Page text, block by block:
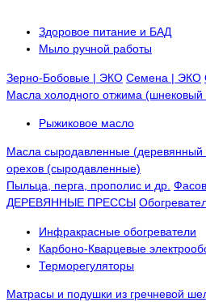
Здоровое питание и БАД
Мыло ручной работы
Зерно-Бобовые | ЭКО Семена | ЭКО
Масла холодного отжима (шнековый
Рыжиковое масло
Масла сыродавленные (деревянный
орехов (сыродавленные)
Пыльца, перга, прополис и др.
ДЕРЕВЯННЫЕ ПРЕССЫ
Инфракрасные обогреватели
Карбоно-Кварцевые
Терморегуляторы
Матрасы и подушки из гречневой